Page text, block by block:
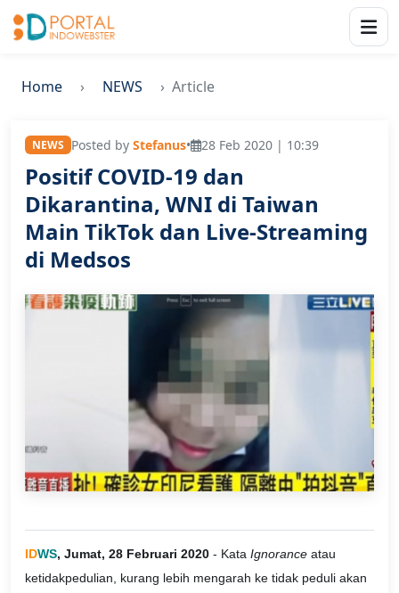
Home NEWS Article
NEWS Posted by Stefanus• 28 Feb 2020 | 10:39
Positif COVID-19 dan
Dikarantina, WNI di Taiwan
Main TikTok dan Live-Streaming
di Medsos
IDWS, Jumat, 28 Februari 2020 - Kata Ignorance atau
ketidakpedulian, kurang lebih mengarah ke tidak peduli akan